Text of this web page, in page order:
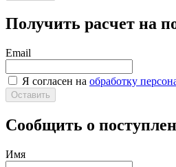
Время работы: Пн - Вс: 8:00 - 24:00
Перейти на сайт
Петрович
пр. Энгельса, 157, лит. А
тел. тел. (812) 334-88-88
Время работы: пн-сб: 8.00-20.00 вс:
Получить расчет на
Email
Я согласен на обработку
Оставить
Сообщить о
Имя